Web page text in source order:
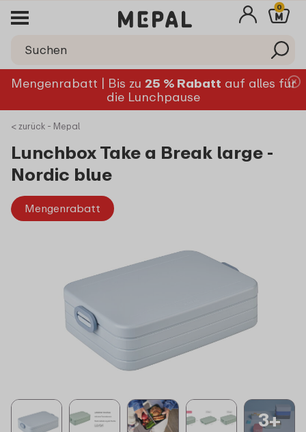
0
Mengenrabatt | Bis zu 25 % Rabatt auf alles für
die Lunchpause
< zurück - Mepal
Lunchbox Take a Break large -
Nordic blue
Mengenrabatt
3+